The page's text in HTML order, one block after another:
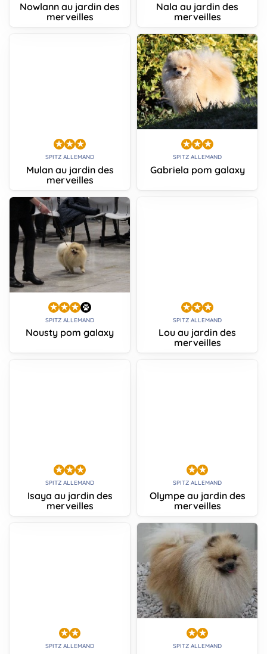
Nowlann au jardin des
merveilles
Nala au jardin des
merveilles
SPITZ ALLEMAND
Mulan au jardin des
merveilles
SPITZ ALLEMAND
Gabriela pom galaxy
SPITZ ALLEMAND
Nousty pom galaxy
SPITZ ALLEMAND
Lou au jardin des
merveilles
SPITZ ALLEMAND
Isaya au jardin des
merveilles
SPITZ ALLEMAND
Olympe au jardin des
merveilles
SPITZ ALLEMAND SPITZ ALLEMAND